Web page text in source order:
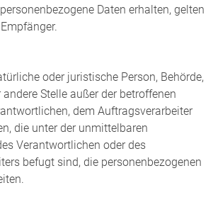
Daten erhalten, gelten
oder juristische Person, Behörde,
Stelle außer der betroffenen
dem Auftragsverarbeiter
die unter der unmittelbaren
Verantwortlichen oder des
befugt sind, die personenbezogenen